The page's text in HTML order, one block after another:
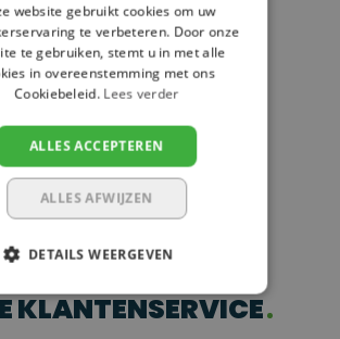
OP
KLANTENSERVICE
website gebruikt cookies om uw
te verbeteren. Door onze
te gebruiken, stemt u in met alle
in overeenstemming met ons
Cookiebeleid. Lees verder
ALLES ACCEPTEREN
ALLES AFWIJZEN
DETAILS WEERGEVEN